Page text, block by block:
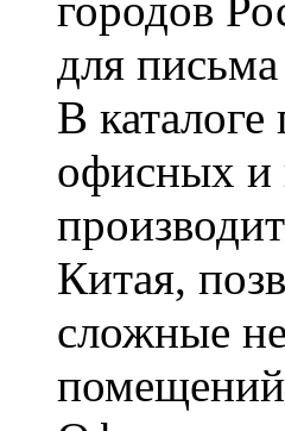
для
В
офисных и
Китая,
сложные